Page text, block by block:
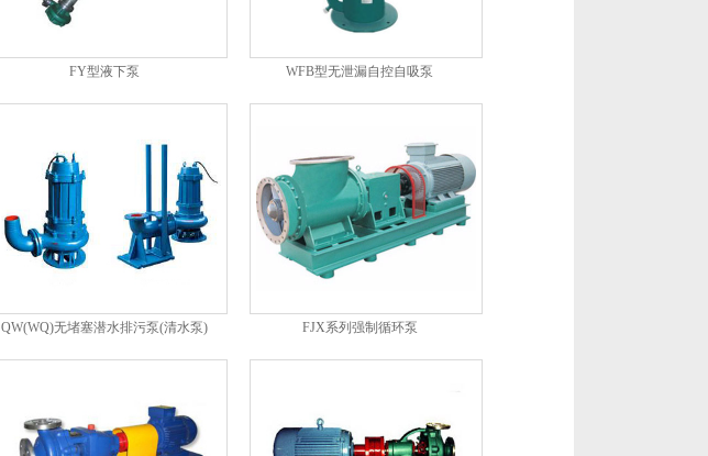
FY型液下泵 WFB型无泄漏自控自吸泵
QW(WQ)无堵塞潜水排污泵(清水泵) FJX系列强制循环泵